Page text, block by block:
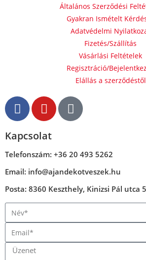
Általános Szerződési
Gyakran Ismételt
Adatvédelmi
Fizetés/Szállítás
Vásárlási Feltételek
Regisztráció/
Elállás a szerződéstől
Kapcsolat
Telefonszám: +36 20 493 5262
Email: info@ajandekotveszek.hu
Posta: 8360 Keszthely, Kinizsi Pál utca